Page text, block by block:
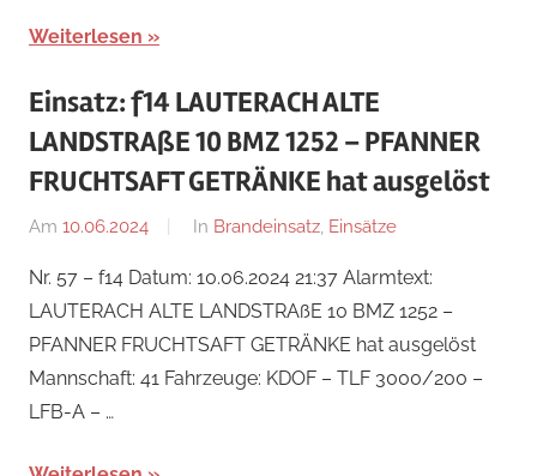
Weiterlesen
Einsatz: f14 LAUTERACH ALTE
LANDSTRAßE 10 BMZ 1252 – PFANNER
FRUCHTSAFT GETRÄNKE hat ausgelöst
Am 10.06.2024
Von
Steiner
In Brandeinsatz Einsätze
Nr. 57 – f14 Datum: 10.06.2024 21:37 Alarmtext:
LAUTERACH ALTE LANDSTRAßE 10 BMZ 1252 –
PFANNER FRUCHTSAFT GETRÄNKE hat ausgelöst
Mannschaft: 41 Fahrzeuge: KDOF – TLF 3000/200 –
LFB-A – …